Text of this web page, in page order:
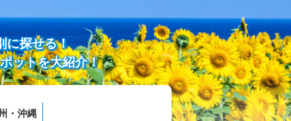
に探せる！
ットを大紹介！
・沖縄